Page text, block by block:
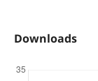
Downloads